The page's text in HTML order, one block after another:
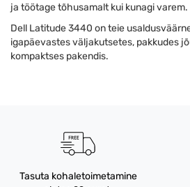
ja töötage tõhusamalt kui kunagi varem.
Dell Latitude 3440 on teie
igapäevastes väljakutsetes, pakkudes
kompaktses pakendis.
Tasuta kohaletoimetamine